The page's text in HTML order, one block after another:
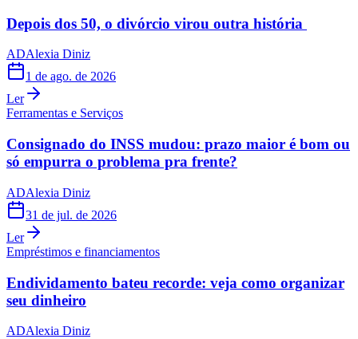
Depois dos 50, o divórcio virou outra história
ADAlexia Diniz
1 de ago. de 2026
Ler
Ferramentas e Serviços
Consignado do INSS mudou: prazo maior é bom ou
só empurra o problema pra frente?
ADAlexia Diniz
31 de jul. de 2026
Ler
Empréstimos e financiamentos
Endividamento bateu recorde: veja como organizar
seu dinheiro
ADAlexia Diniz